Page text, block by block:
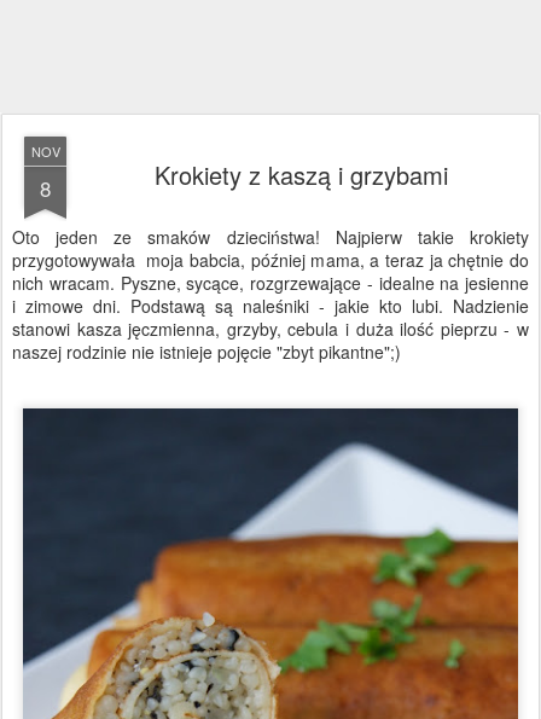
NOV
8 Krokiety z kaszą i grzybami
Oto jeden ze smaków dzieciństwa! Najpierw takie krokiety
przygotowywała moja babcia, później mama, a teraz ja chętnie do
nich wracam. Pyszne, sycące, rozgrzewające - idealne na jesienne
i zimowe dni. Podstawą są naleśniki - jakie kto lubi. Nadzienie
stanowi kasza jęczmienna, grzyby, cebula i duża ilość pieprzu - w
naszej rodzinie nie istnieje pojęcie "zbyt pikantne";)